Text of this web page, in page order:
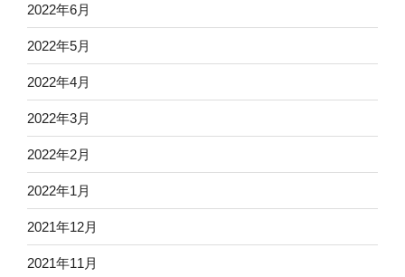
2022年6月
2022年5月
2022年4月
2022年3月
2022年2月
2022年1月
2021年12月
2021年11月